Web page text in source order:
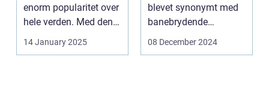
enorm popularitet over
hele verden. Med den
teknolog...
14 January 2025
blevet synonymt med
banebrydende
innovation inden for
08 December 2024